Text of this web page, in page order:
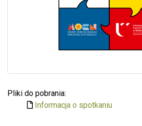
Pliki do pobrania:
Informacja o spotkaniu